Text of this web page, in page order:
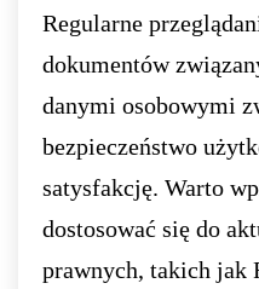
Regularne
dokumentów
danymi osobowymi
bezpieczeństwo
satysfakcję. Warto
dostosować się do
prawnych, takich jak